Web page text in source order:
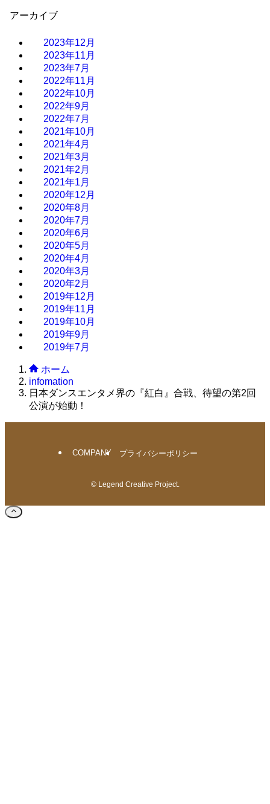
アーカイブ
2023年12月
2023年11月
2023年7月
2022年11月
2022年10月
2022年9月
2022年7月
2021年10月
2021年4月
2021年3月
2021年2月
2021年1月
2020年12月
2020年8月
2020年7月
2020年6月
2020年5月
2020年4月
2020年3月
2020年2月
2019年12月
2019年11月
2019年10月
2019年9月
2019年7月
ホーム
infomation
日本ダンスエンタメ界の『紅白』合戦、待望の第2回
公演が始動！
COMPANY プライバシーポリシー
©Legend Creative Project.